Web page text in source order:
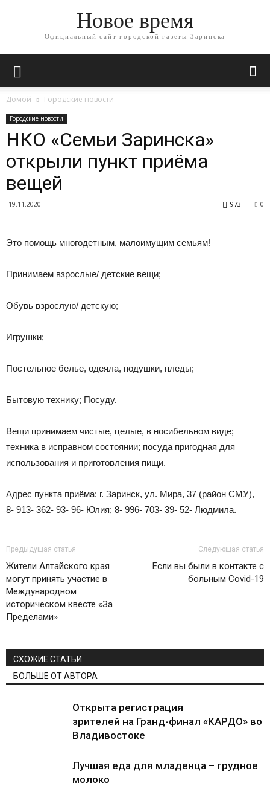
Новое время
Официальный сайт городской газеты Заринска
Домой Городские новости
Городские новости
НКО «Семьи Заринска»
открыли пункт приёма
вещей
19.11.2020 0
973
Это помощь многодетным, малоимущим семьям!
Принимаем взрослые/ детские вещи;
Обувь взрослую/ детскую;
Игрушки;
Постельное белье, одеяла, подушки, пледы;
Бытовую технику; Посуду.
Вещи принимаем чистые, целые, в носибельном виде;
техника в исправном состоянии; посуда пригодная для
использования и приготовления пищи.
Адрес пункта приёма: г. Заринск, ул. Мира, 37 (район СМУ),
8- 913- 362- 93- 96- Юлия; 8- 996- 703- 39- 52- Людмила.
Предыдущая статья
Жители Алтайского края
могут принять участие в
Международном
историческом квесте «За
Пределами»
Следующая статья
Если вы были в контакте с
больным Covid-19
СХОЖИЕ СТАТЬИ
БОЛЬШЕ ОТ АВТОРА
Открыта регистрация
зрителей на Гранд-финал «КАРДО» во
Владивостоке
Лучшая еда для младенца – грудное
молоко